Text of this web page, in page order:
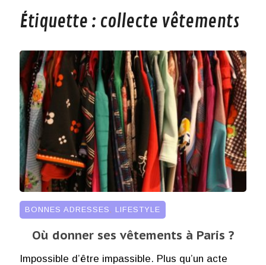
Étiquette : collecte vêtements
BONNES ADRESSES LIFESTYLE
Où donner ses vêtements à Paris ?
Impossible d’être impassible. Plus qu’un acte